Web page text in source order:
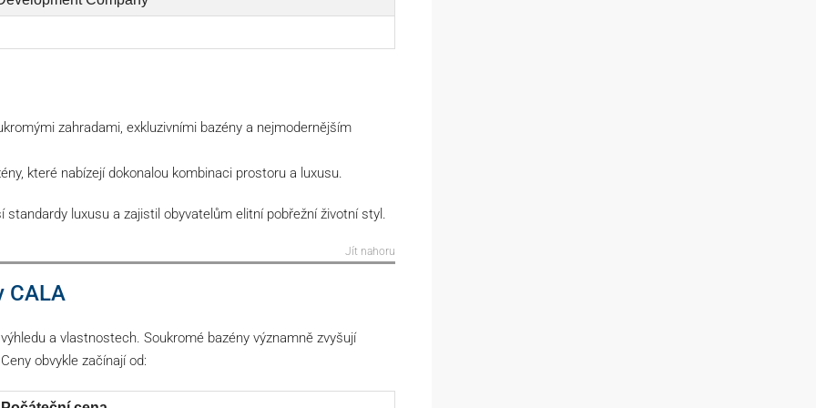
zahradami, exkluzivními bazény a nejmodernějším
které nabízejí dokonalou kombinaci prostoru a luxusu.
luxusu a zajistil obyvatelům elitní pobřežní životní styl.
Jít nahoru
CALA
a vlastnostech. Soukromé bazény významně zvyšují
obvykle začínají od: